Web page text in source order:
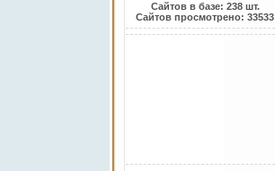
Сайтов в базе: 238 шт.
Сайтов просмотрено: 33533